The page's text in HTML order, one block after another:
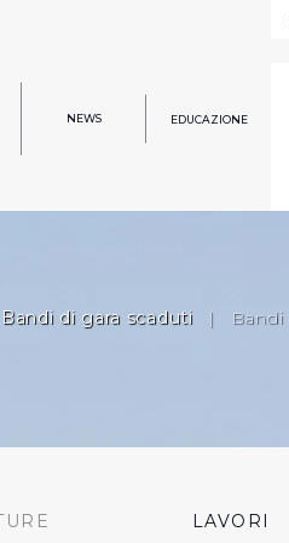
NEWS EDUCAZIONE
di gara scaduti | Bandi
LAVORI